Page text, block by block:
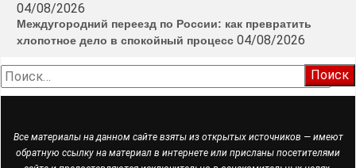
04/08/2026
Междугородний переезд по России: как превратить
хлопотное дело в спокойный процесс 04/08/2026
Найти:
Все материалы на данном сайте взяты из открытых источников — имеют
обратную ссылку на материал в интернете или присланы посетителями